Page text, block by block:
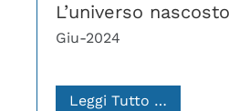
L’universo nascosto
Giu-2024
Leggi Tutto …